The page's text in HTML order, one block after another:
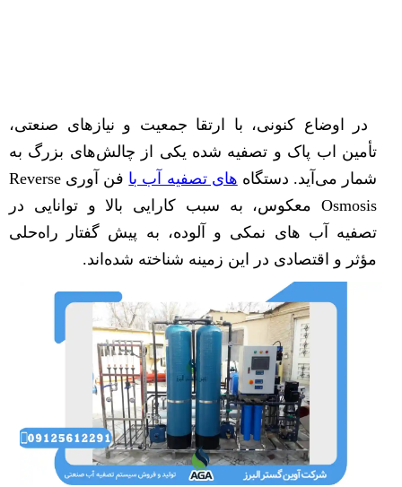
در اوضاع کنونی، با ارتقا جمعیت و نیازهای صنعتی،
تأمین اب پاک و تصفیه شده یکی از چالش‌های بزرگ به
شمار می‌آید. دستگاه‌ های تصفیه آب با
فن آوری Reverse
Osmosis معکوس، به سبب کارایی بالا و توانایی در
تصفیه آب های نمکی و آلوده، به پیش گفتار راه‌حلی
مؤثر و اقتصادی در این زمینه شناخته شده‌اند.